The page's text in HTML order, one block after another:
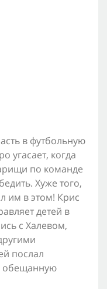
в футбольную
угасает, когда
по команде
Хуже того,
им в этом! Крис
детей в
с Халевом,
послал
обещанную